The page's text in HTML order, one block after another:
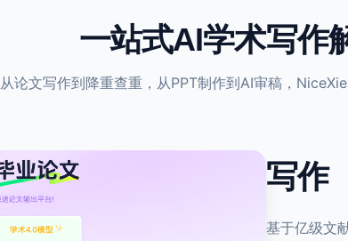
一站式AI学术写作
从论文写作到降重查重，从PPT制作到AI审稿，
写作
基于亿级文